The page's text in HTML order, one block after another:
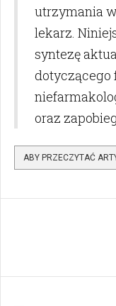
utrzymania
lekarz.
syntezę
oraz
ABY PRZECZYTAĆ